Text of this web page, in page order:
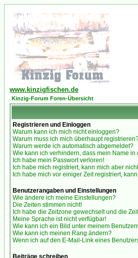
www.kinzigfischen.de
Kinzig-Forum Foren-Übersicht
Registrieren und Einloggen
Warum kann ich mich nicht einloggen?
Warum muss ich mich überhaupt
Warum werde ich automatisch abgemeldet?
Wie kann ich verhindern, dass mein Name
Ich habe mein Passwort verloren!
Ich habe mich registriert, kann mich aber
Ich habe mich vor einiger Zeit registriert,
Benutzerangaben und Einstellungen
Wie ändere ich meine Einstellungen?
Die Zeiten stimmen nicht!
Ich habe die Zeitzone gewechselt und die
Meine Sprache ist nicht verfügbar!
Wie kann ich ein Bild unter meinem
Wie kann ich meinen Rang ändern?
Wenn ich auf den E-Mail-Link eines
Beiträge schreiben